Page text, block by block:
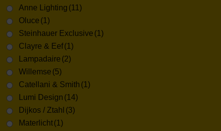
Anne Lighting (11)
Oluce (1)
Steinhauer Exclusive (1)
Clayre & Eef(1)
Lampadaire (2)
Willemse (5)
Catellani & Smith (1)
Lumi Design (14)
Dijkos / Ztahl (3)
Materlicht(1)